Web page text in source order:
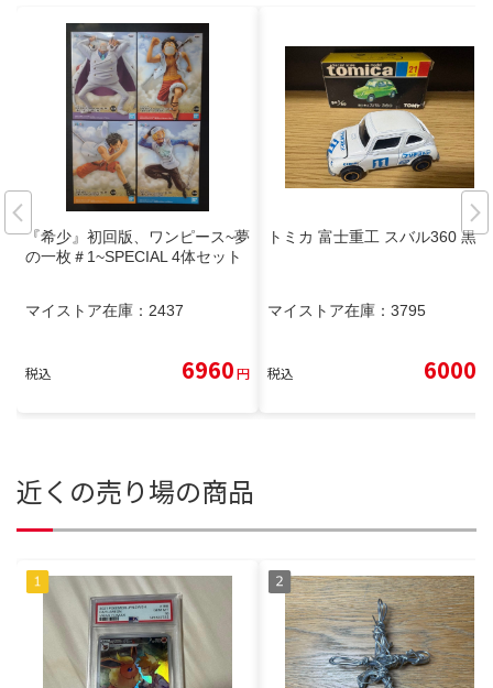
『希少』初回版、ワンピース~夢
の一枚＃1~SPECIAL 4体セット
マイストア在庫： 2437
税込 6960円
トミカ 富士重工 スバル360 黒箱
マイストア在庫： 3795
税込 6000
近くの売り場の商品